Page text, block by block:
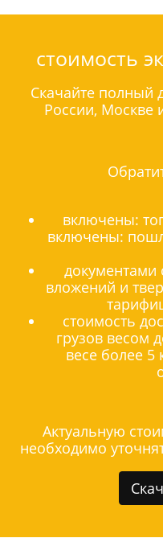
стоимость
Скачайте полный
России, Москве
включены:
включены:
документами
вложений и
стоимость
грузов весом
весе более 5
Актуальную
необходимо